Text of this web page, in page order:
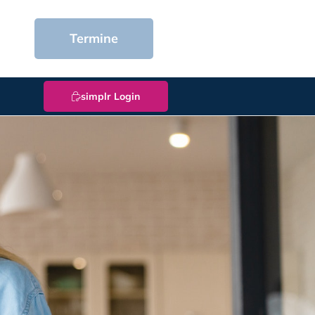
Termine
simplr Login